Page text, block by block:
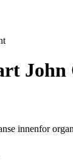
John
innenfor